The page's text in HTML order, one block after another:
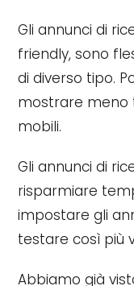
Gli annunci di
friendly, sono
di diverso tipo.
mostrare meno
mobili.
Gli annunci di
risparmiare
impostare gli
testare così più
Abbiamo già